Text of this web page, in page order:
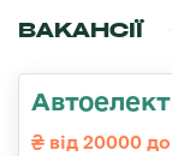
ВАКАНСІЇ
від 20000